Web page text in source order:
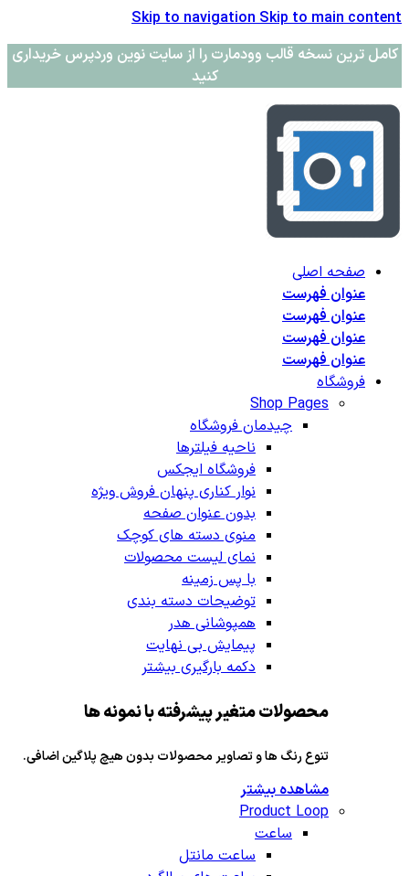
Skip to navigationSkip to main content
کامل ترین نسخه قالب وودمارت را از سایت نوین وردپرس خریداری
کنید
صفحه اصلی
عنوان فهرست
عنوان فهرست
عنوان فهرست
عنوان فهرست
فروشگاه
Shop Pages
چیدمان فروشگاه
ناحیه فیلترها
فروشگاه ایجکس
نوار کناری پنهانفروش ویژه
بدون عنوان صفحه
منوی دسته های کوچک
نمای لیست محصولات
با پس زمینه
توضیحات دسته بندی
همپوشانی هدر
پیمایش بی نهایت
دکمه بارگیری بیشتر
محصولات متغیر پیشرفته با نمونه ها
تنوع رنگ ها و تصاویر محصولات بدون هیچ پلاگین اضافی.
مشاهده بیشتر
Product Loop
ساعت
ساعت مانتل